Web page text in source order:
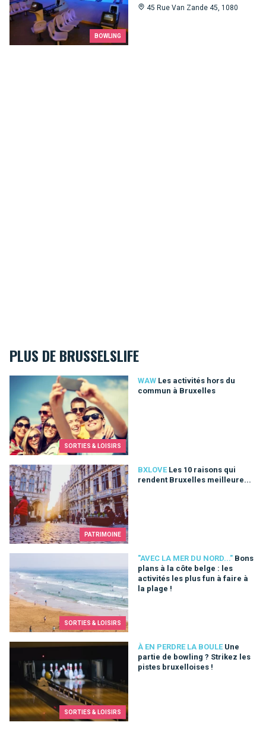
BOWLING
45 Rue Van Zande 45, 1080
PLUS DE BRUSSELSLIFE
SORTIES & LOISIRS
WAW Les activités hors du
commun à Bruxelles
Les activités hors du commun à Bruxelles
PATRIMOINE
BXLOVE Les 10 raisons qui
rendent Bruxelles meilleure...
Les 10 raisons qui rendent Bruxelles meilleure...
SORTIES & LOISIRS
"AVEC LA MER DU NORD..." Bons
plans à la côte belge : les
activités les plus fun à faire à
la plage !
Bons plans à la côte belge : les activités les plus fun à faire
SORTIES & LOISIRS
À EN PERDRE LA BOULE Une
partie de bowling ? Strikez les
pistes bruxelloises !
Une partie de bowling ? Strikez les pistes bruxelloises !